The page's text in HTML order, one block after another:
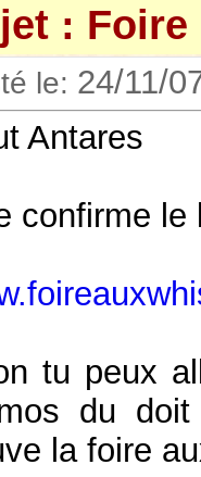
: Foire
le: 24/11/
Antares
confirme le
tu peux
du
la foire